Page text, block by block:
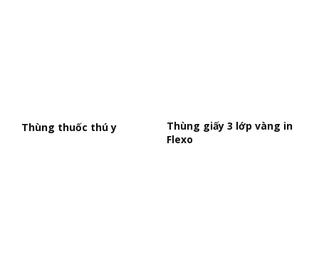
Thùng thuốc thú y
Thùng giấy 3 lớp vàng in
Flexo